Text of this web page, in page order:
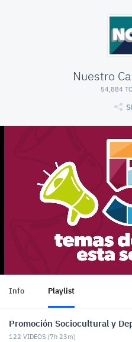
Nuestro
54,884
Info Playlist
Promoción Sociocultural y
122 VIDEOS (7h 23m)